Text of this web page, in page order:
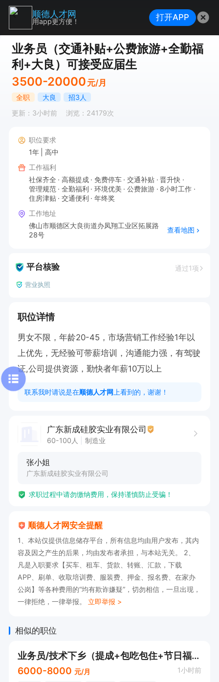
业务员（交通补贴+公费旅游+全勤福
利+大良）可接受应届生
3500-20000 元/月
全职 大良
招3人
更新：3小时前
浏览：24179次
职位要求
1年
高中
工作福利
社保齐全
高额提成 免费停车 交通补贴
晋升快
管理规范
全勤福利 环境优美 公费旅游
8小时工作
住房津贴
交通便利
年终奖
工作地址
佛山市顺德区大良街道办凤翔工业区拓展路
28号
查看地图
平台核验 通过1项
营业执照
职位详情
男女不限，年龄20-45，市场营销工作经验1年以
上优先，无经验可带薪培训，沟通能力强，有驾驶
证,公司提供资源，勤快者年薪10万以上
联系我时请说是在顺德人才网 上看到的，谢谢！
广东新成硅胶实业有限公司
60-100人 制造业
张小姐
广东新成硅胶实业有限公司
求职过程中请勿缴纳费用，保持谨慎防止受骗！
顺德人才网安全提醒
1、本站仅提供信息储存平台，所有信息均由用户发布，其内
容及因之产生的后果，均由发布者承担，与本站无关。 2、
凡是入职要求【买车、租车、货款、转账、汇款，下载
APP、刷单、收取培训费、服装费、押金、报名费、在家办
公岗】等各种费用的“均有欺诈嫌疑”，切勿相信，一旦出现，
一律拒绝，一律举报。 立即举报 >
相似的职位
业务员/技术下乡（提成+包吃包住+节日福利）
6000-8000 元/月 1小时前
顺德人才网
用app更方便！ 打开APP